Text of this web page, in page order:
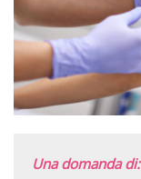
Una domanda